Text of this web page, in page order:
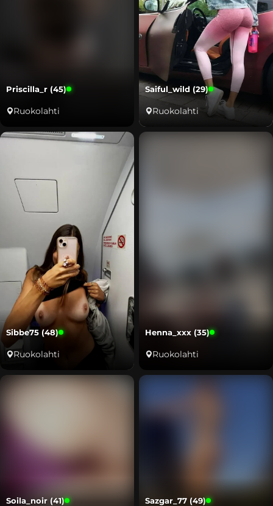
Priscilla_r (45)
Ruokolahti
Saiful_wild (29)
Ruokolahti
Sibbe75 (48)
Ruokolahti
Henna_xxx (35)
Ruokolahti
Soila_noir (41) Sazgar_77 (49)